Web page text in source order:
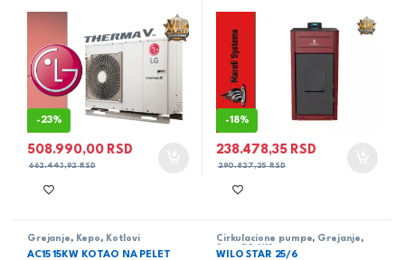
-23%
508.990,00 RSD
662.443,92RSD
-18%
238.478,35 RSD
290.827,25RSD
Grejanje , Kepo , Kotlovi
AC15 15KW KOTAO NA PELET
Cirkulacione pumpe, Grejanje ,
WILO STAR 25/6